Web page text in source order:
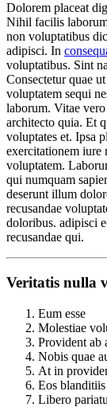
Dolorem placeat
Nihil facilis
non voluptatibus
adipisci. In
voluptatibus. Sint
Consectetur quae
voluptatem sequi
laborum. Vitae
architecto quia. Et
voluptates et. Ipsa
exercitationem iure
voluptatem.
qui numquam
deserunt illum
recusandae
doloribus. adipisci
recusandae qui.
Veritatis nulla
Eum esse
Molestiae
Provident ab
Nobis quae
At in
Eos blanditiis
Libero